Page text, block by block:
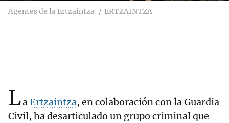
Agentes de la Ertzaintza ERTZAINTZA
LaErtzaintza, en colaboración con la Guardia
Civil, ha desarticulado un grupo criminal que